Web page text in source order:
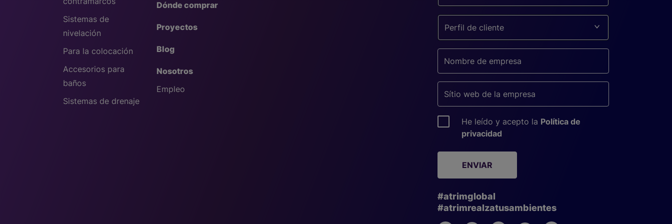
Sistemas de
nivelación
Para la colocación
Accesorios para
baños
Sistemas de drenaje
Dónde comprar
Proyectos
Blog
Nosotros
Empleo
Perfil de cliente
He leído y acepto la Política de
privacidad
ENVIAR
#atrimglobal
#atrimrealzatusambientes